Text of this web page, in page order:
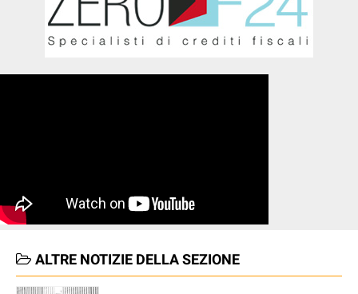
ALTRE NOTIZIE DELLA SEZIONE